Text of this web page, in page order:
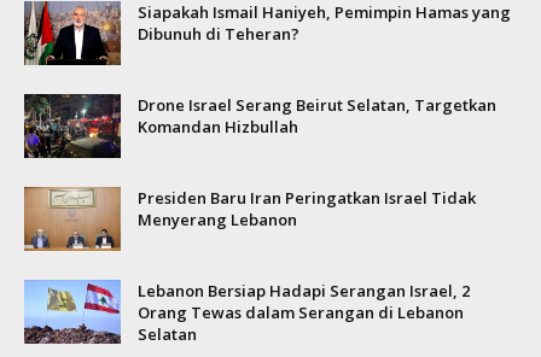
Siapakah Ismail Haniyeh, Pemimpin Hamas yang
Dibunuh di Teheran?
Drone Israel Serang Beirut Selatan, Targetkan
Komandan Hizbullah
Presiden Baru Iran Peringatkan Israel Tidak
Menyerang Lebanon
Lebanon Bersiap Hadapi Serangan Israel, 2
Orang Tewas dalam Serangan di Lebanon
Selatan